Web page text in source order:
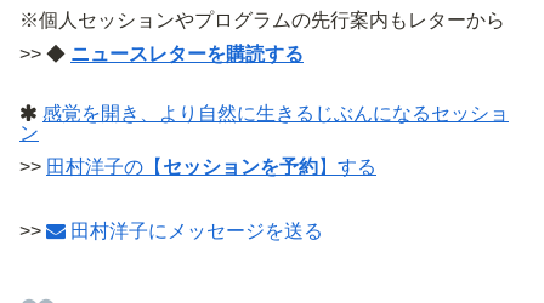
※個人セッションやプログラムの先行案内もレターから
>> ◆ ニュースレターを購読する
感覚を開き、より自然に生きるじぶんになるセッショ
ン
>> 田村洋子の【 セッションを予約】する
>> 田村洋子にメッセージを送る